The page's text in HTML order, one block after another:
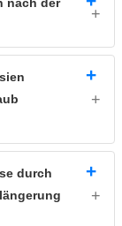
durch